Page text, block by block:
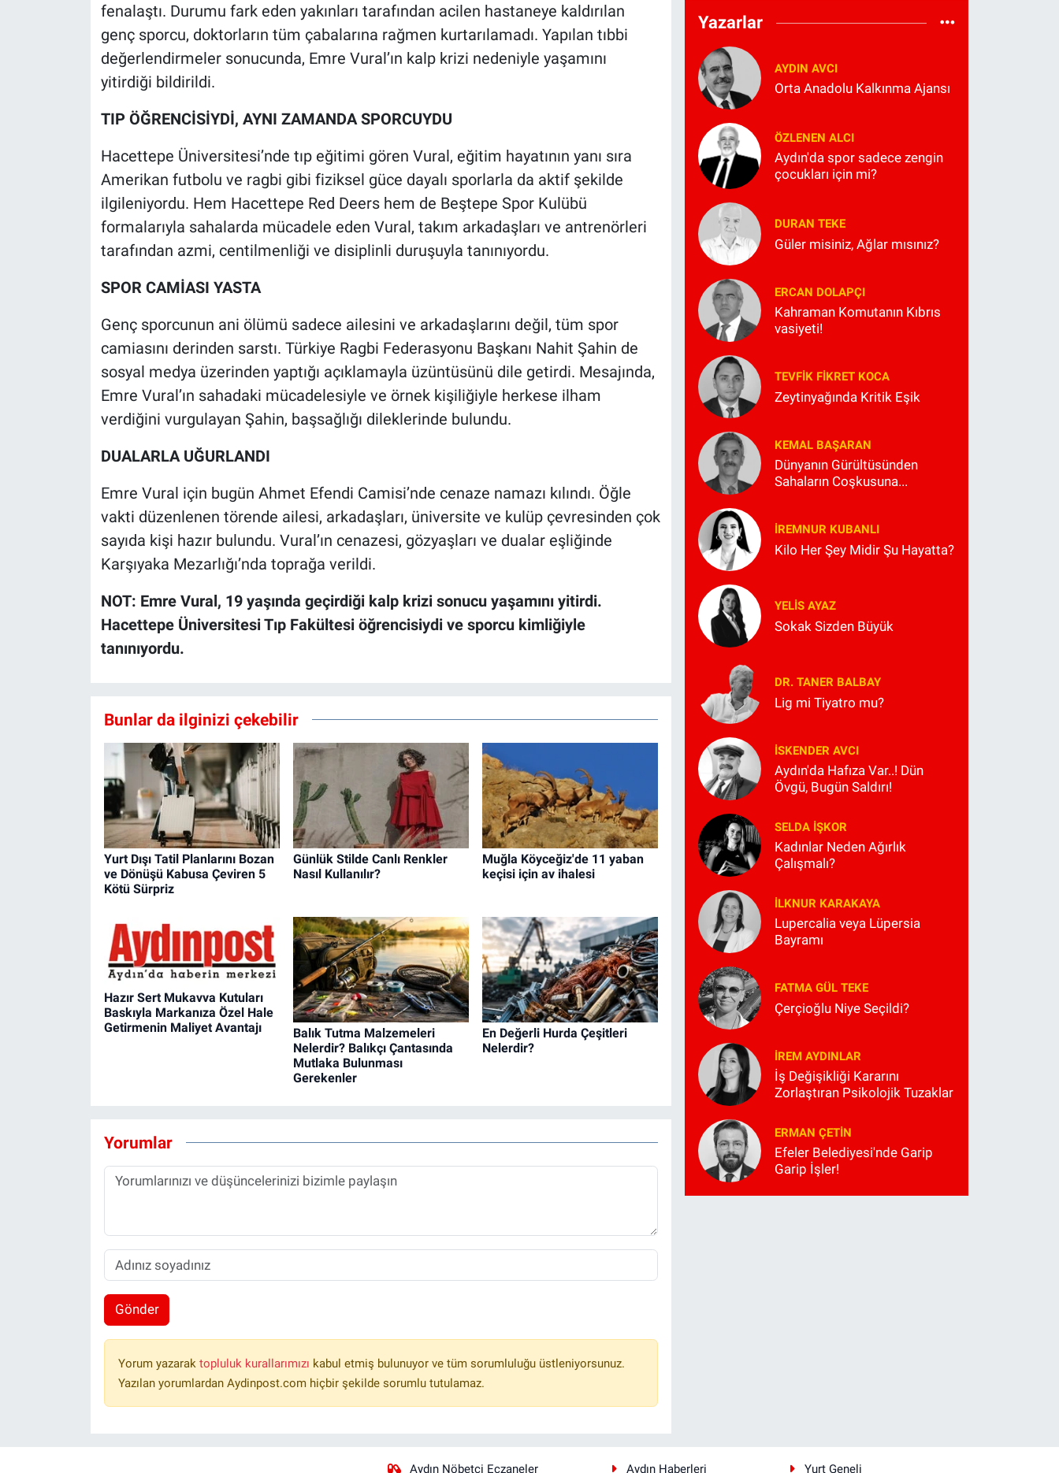
fenalaştı. Durumu fark eden yakınları tarafından acilen hastaneye kaldırılan
genç sporcu, doktorların tüm çabalarına rağmen kurtarılamadı. Yapılan tıbbi
değerlendirmeler sonucunda, Emre Vural’ın kalp krizi nedeniyle yaşamını
yitirdiği bildirildi.
TIP ÖĞRENCİSİYDİ, AYNI ZAMANDA SPORCUYDU
Hacettepe Üniversitesi’nde tıp eğitimi gören Vural, eğitim hayatının yanı sıra
Amerikan futbolu ve ragbi gibi fiziksel güce dayalı sporlarla da aktif şekilde
ilgileniyordu. Hem Hacettepe Red Deers hem de Beştepe Spor Kulübü
formalarıyla sahalarda mücadele eden Vural, takım arkadaşları ve antrenörleri
tarafından azmi, centilmenliği ve disiplinli duruşuyla tanınıyordu.
SPOR CAMİASI YASTA
Genç sporcunun ani ölümü sadece ailesini ve arkadaşlarını değil, tüm spor
camiasını derinden sarstı. Türkiye Ragbi Federasyonu Başkanı Nahit Şahin de
sosyal medya üzerinden yaptığı açıklamayla üzüntüsünü dile getirdi. Mesajında,
Emre Vural’ın sahadaki mücadelesiyle ve örnek kişiliğiyle herkese ilham
verdiğini vurgulayan Şahin, başsağlığı dileklerinde bulundu.
DUALARLA UĞURLANDI
Emre Vural için bugün Ahmet Efendi Camisi’nde cenaze namazı kılındı. Öğle
vakti düzenlenen törende ailesi, arkadaşları, üniversite ve kulüp çevresinden çok
sayıda kişi hazır bulundu. Vural’ın cenazesi, gözyaşları ve dualar eşliğinde
Karşıyaka Mezarlığı’nda toprağa verildi.
NOT: Emre Vural, 19 yaşında geçirdiği kalp krizi sonucu yaşamını yitirdi.
Hacettepe Üniversitesi Tıp Fakültesi öğrencisiydi ve sporcu kimliğiyle
tanınıyordu.
Bunlar da ilginizi çekebilir
Yurt Dışı Tatil Planlarını Bozan
ve Dönüşü Kabusa Çeviren 5
Kötü Sürpriz
Günlük Stilde Canlı Renkler
Nasıl Kullanılır?
Muğla Köyceğiz'de 11 yaban
keçisi için av ihalesi
Hazır Sert Mukavva Kutuları
Baskıyla Markanıza Özel Hale
Getirmenin Maliyet Avantajı
Balık Tutma Malzemeleri
Nelerdir? Balıkçı Çantasında
Mutlaka Bulunması
Gerekenler
En Değerli Hurda Çeşitleri
Nelerdir?
Yorumlar
Gönder
Yorum yazarak topluluk kurallarımızı kabul etmiş bulunuyor ve tüm sorumluluğu üstleniyorsunuz.
Yazılan yorumlardan Aydinpost.com hiçbir şekilde sorumlu tutulamaz.
Yazarlar
AYDIN AVCI
Orta Anadolu Kalkınma Ajansı
ÖZLENEN ALCI
Aydın'da spor sadece zengin
çocukları için mi?
DURAN TEKE
Güler misiniz, Ağlar mısınız?
ERCAN DOLAPÇI
Kahraman Komutanın Kıbrıs
vasiyeti!
TEVFIK FIKRET KOCA
Zeytinyağında Kritik Eşik
KEMAL BAŞARAN
Dünyanın Gürültüsünden
Sahaların Coşkusuna...
İREMNUR KUBANLI
Kilo Her Şey Midir Şu Hayatta?
YELIS AYAZ
Sokak Sizden Büyük
DR. TANER BALBAY
Lig mi Tiyatro mu?
İSKENDER AVCI
Aydın'da Hafıza Var..! Dün
Övgü, Bugün Saldırı!
SELDA İŞKOR
Kadınlar Neden Ağırlık
Çalışmalı?
İLKNUR KARAKAYA
Lupercalia veya Lüpersia
Bayramı
FATMA GÜL TEKE
Çerçioğlu Niye Seçildi?
İREM AYDINLAR
İş Değişikliği Kararını
Zorlaştıran Psikolojik Tuzaklar
ERMAN ÇETIN
Efeler Belediyesi'nde Garip
Garip İşler!
Aydın Nöbetçi Eczaneler Aydın Haberleri Yurt Geneli